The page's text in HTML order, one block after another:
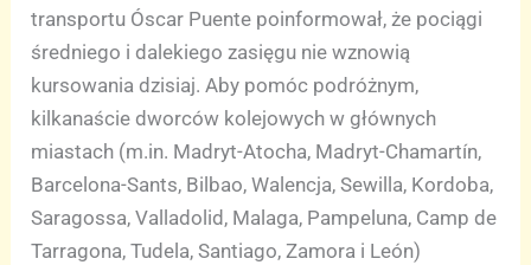
transportu Óscar Puente poinformował, że pociągi
średniego i dalekiego zasięgu nie wznowią
kursowania dzisiaj. Aby pomóc podróżnym,
kilkanaście dworców kolejowych w głównych
miastach (m.in. Madryt-Atocha, Madryt-Chamartín,
Barcelona-Sants, Bilbao, Walencja, Sewilla, Kordoba,
Saragossa, Valladolid, Malaga, Pampeluna, Camp de
Tarragona, Tudela, Santiago, Zamora i León)